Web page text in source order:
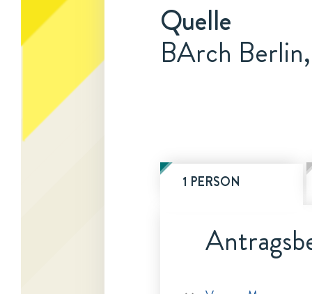
Quelle
BArch
1 PERSON